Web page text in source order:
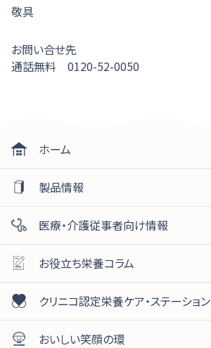
敬具
お問い合せ先
通話無料 0120-52-0050
ホーム
製品情報
医療・介護従事者向け情報
お役立ち栄養コラム
クリニコ認定栄養ケア・ステーション
おいしい笑顔の環